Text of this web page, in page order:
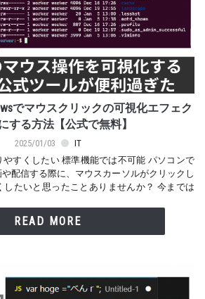
でマウスクリックの可視化エフェク
にする方法【公式で無料】
2025/01/03
IT
すくしたい 標準機能では不可能 パソコンで
配信する際に、マウスカーソルがクリックし
したいと思ったことありませんか？ 今までは
READ MORE